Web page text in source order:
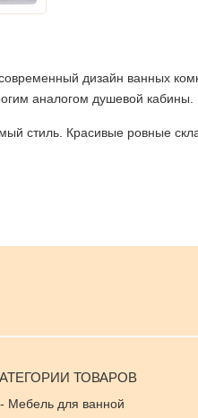
дизайн ванных
аналогом душевой кабины.
Красивые ровные
ТОВАРОВ
- Мебель для ванной